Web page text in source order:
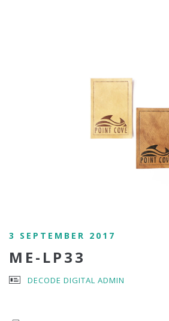
3 SEPTEMBER 2017
ME-LP33
DECODE DIGITAL ADMIN